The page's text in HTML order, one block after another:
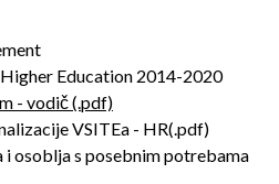
Education 2014-2020
- vodič (.pdf)
VSITEa - HR(.pdf)
osoblja s posebnim potrebama